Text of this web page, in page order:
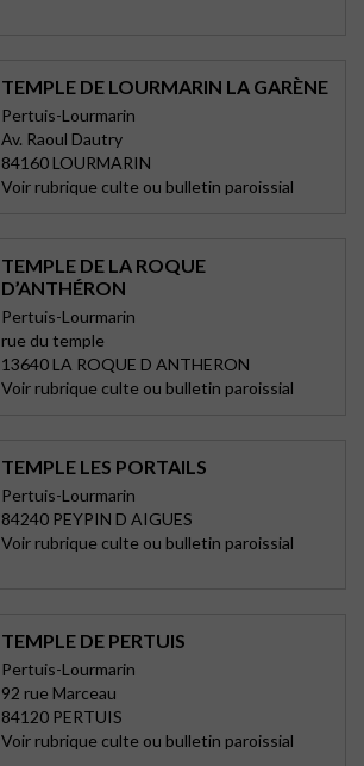
TEMPLE DE LOURMARIN LA GARÈNE
Pertuis-Lourmarin
Av. Raoul Dautry
84160 LOURMARIN
Voir rubrique culte ou bulletin paroissial
TEMPLE DE LA ROQUE
D’ANTHÉRON
Pertuis-Lourmarin
rue du temple
13640 LA ROQUE D ANTHERON
Voir rubrique culte ou bulletin paroissial
TEMPLE LES PORTAILS
Pertuis-Lourmarin
84240 PEYPIN D AIGUES
Voir rubrique culte ou bulletin paroissial
TEMPLE DE PERTUIS
Pertuis-Lourmarin
92 rue Marceau
84120 PERTUIS
Voir rubrique culte ou bulletin paroissial